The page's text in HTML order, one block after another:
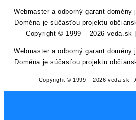
Webmaster a odborný garant
Doména je súčasťou projektu
Copyright © 1999 – 2026 veda.sk
Webmaster a odborný garant
Doména je súčasťou projektu
Copyright © 1999 – 2026 veda.sk |